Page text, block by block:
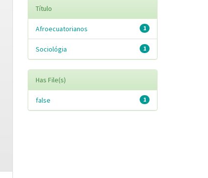
Título
1
Afroecuatorianos
1
Sociológia
Has File(s)
1
false